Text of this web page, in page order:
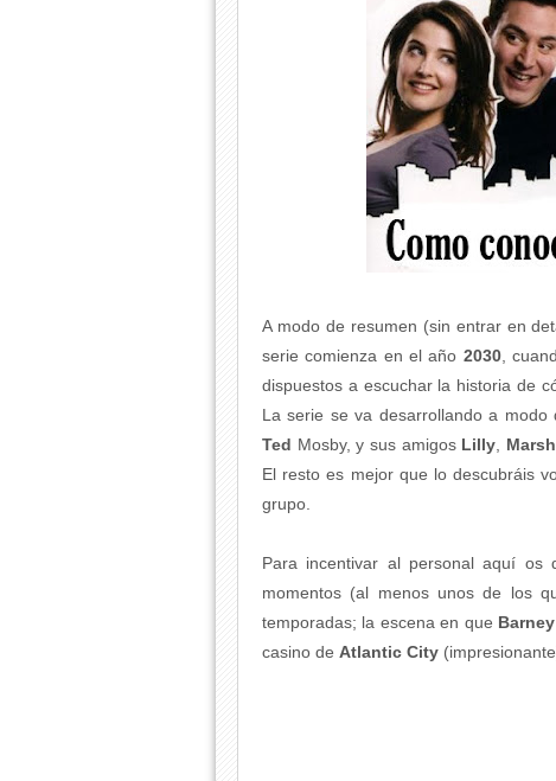
A modo de resumen (sin entrar en
serie comienza en el año 2030,
dispuestos a escuchar la historia de
La serie se va desarrollando a
Ted Mosby, y sus amigos Lilly
El resto es mejor que lo descubráis
grupo.
Para incentivar al personal aquí
momentos (al menos unos de los
temporadas; la escena en que Barney
casino de Atlantic City